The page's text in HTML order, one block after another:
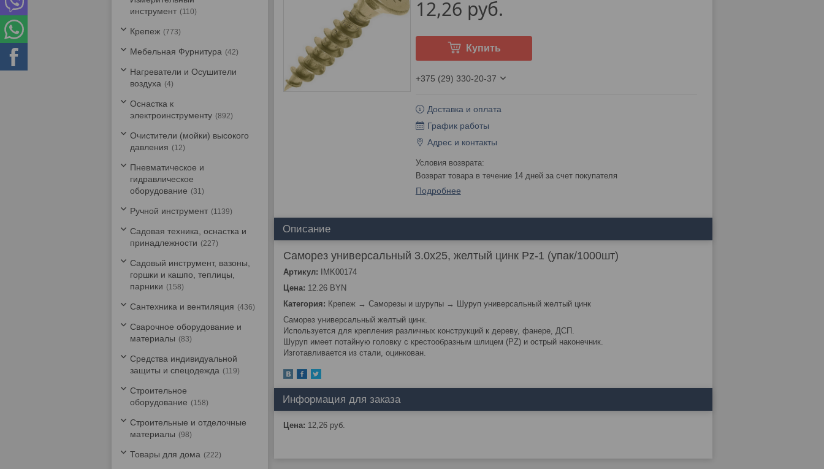
12,26 руб.
Купить
+375 (29) 330-20-37
Доставка и оплата
График работы
Адрес и контакты
возврат товара в течение 14 дней за счет покупателя
Подробнее
Описание
Саморез универсальный 3.0х25, желтый цинк Pz-1 (упак/1000шт)
Артикул: IMK00174
Цена: 12.26 BYN
Категория: Крепеж → Саморезы и шурупы → Шуруп универсальный желтый цинк
Саморез универсальный желтый цинк.
Используется для крепления различных конструкций к дереву, фанере, ДСП.
Шуруп имеет потайную головку с крестообразным шлицем (PZ) и острый наконечник.
Изготавливается из стали, оцинкован.
Информация для заказа
Цена: 12,26 руб.
инструмент
110
Крепеж 773
Мебельная Фурнитура 42
Нагреватели и Осушители
воздуха
4
Оснастка к
электроинструменту
892
Очистители (мойки) высокого
давления
12
Пневматическое и
гидравлическое
оборудование
31
Ручной инструмент 1139
Садовая техника, оснастка и
принадлежности
227
Садовый инструмент, вазоны,
горшки и кашпо, теплицы,
парники
158
Сантехника и вентиляция 436
Сварочное оборудование и
материалы
83
Средства индивидуальной
защиты и спецодежда
119
Строительное
оборудование
158
Строительные и отделочные
материалы
98
Товары для дома 222